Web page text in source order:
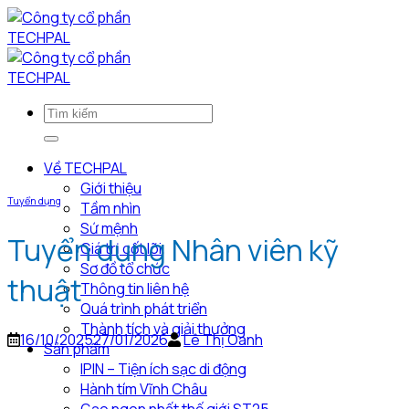
Bỏ
qua
nội
dung
Về TECHPAL
Giới thiệu
Tầm nhìn
Sứ mệnh
Giá trị cốt lõi
Sơ đồ tổ chức
Thông tin liên hệ
Quá trình phát triển
Thành tích và giải thưởng
Sản phẩm
IPIN – Tiện ích sạc di động
Hành tím Vĩnh Châu
Tuyển dụng
Tuyển dụng Nhân viên kỹ
thuật
16/10/202527/01/2026 Lê Thị Oanh